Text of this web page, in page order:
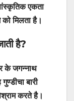
एकता
मिलता है।
है?
के जगन्नाथ
बारी
करते है।